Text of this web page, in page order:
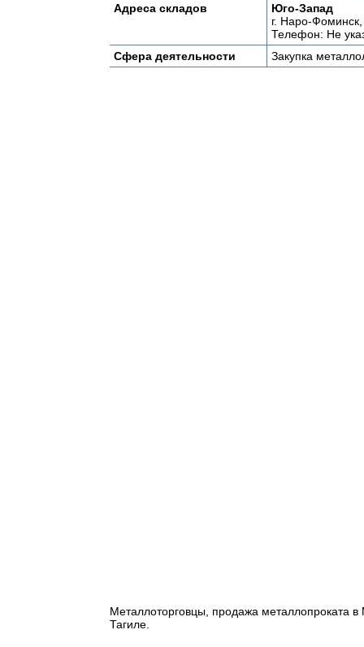
Адреса складов
Юго-Запад
г. Наро-Фоминск,
Телефон: Не
Сфера деятельности
Закупка
Металлоторговцы, продажа металлопроката
Тагиле.